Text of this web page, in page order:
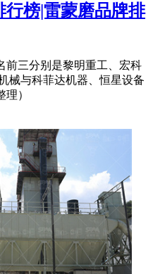
榜|雷蒙磨品牌排
前三分别是黎明重工、宏科
械与科菲达机器、恒星设备
）